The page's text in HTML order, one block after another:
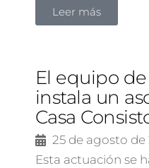
Leer más
El equipo
instala un
Casa
25 de agosto de
Esta actuación se